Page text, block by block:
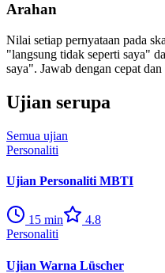
Arahan
Nilai setiap pernyataan pada
"langsung tidak seperti saya"
saya". Jawab dengan cepat
Ujian serupa
Semua ujian
Personaliti
Ujian Personaliti MBTI
15 min
4.8
Personaliti
Ujian Warna Lüscher